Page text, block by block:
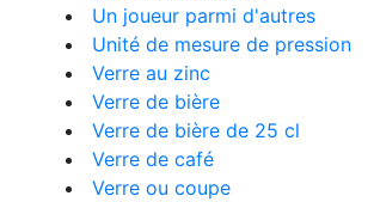
Un joueur parmi d'autres
Unité de mesure de pression
Verre au zinc
Verre de bière
Verre de bière de 25 cl
Verre de café
Verre ou coupe